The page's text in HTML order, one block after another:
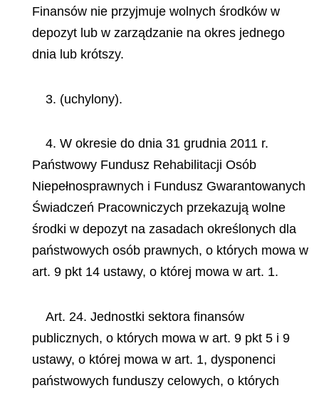
Finansów nie przyjmuje wolnych środków w
depozyt lub w zarządzanie na okres jednego
dnia lub krótszy.
3. (uchylony).
4. W okresie do dnia 31 grudnia 2011 r.
Państwowy Fundusz Rehabilitacji Osób
Niepełnosprawnych i Fundusz Gwarantowanych
Świadczeń Pracowniczych przekazują wolne
środki w depozyt na zasadach określonych dla
państwowych osób prawnych, o których mowa w
art. 9 pkt 14 ustawy, o której mowa w art. 1.
Art. 24. Jednostki sektora finansów
publicznych, o których mowa w art. 9 pkt 5 i 9
ustawy, o której mowa w art. 1, dysponenci
państwowych funduszy celowych, o których